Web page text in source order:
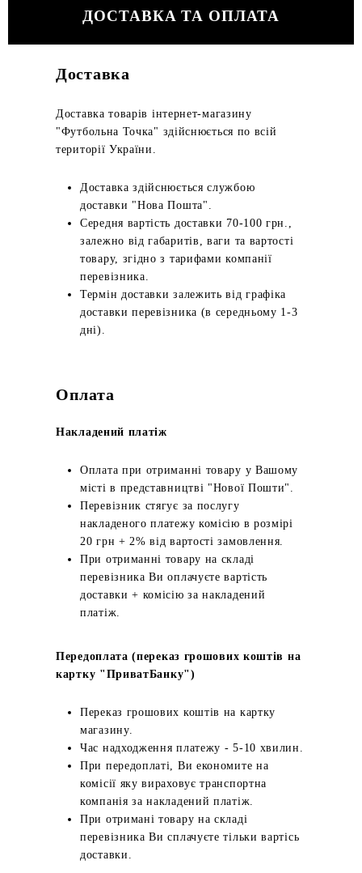
ДОСТАВКА ТА ОПЛАТА
Доставка
Доставка товарів інтернет-магазину
"Футбольна Точка" здійснюється по всій
території України.
Доставка здійснюється службою
доставки "Нова Пошта".
Середня вартість доставки 70-100 грн.,
залежно від габаритів, ваги та вартості
товару, згідно з тарифами компанії
перевізника.
Термін доставки залежить від графіка
доставки перевізника (в середньому 1-3
дні).
Оплата
Накладений платіж
Оплата при отриманні товару у Вашому
місті в представництві "Нової Пошти".
Перевізник стягує за послугу
накладеного платежу комісію в розмірі
20 грн + 2% від вартості замовлення.
При отриманні товару на складі
перевізника Ви оплачуєте вартість
доставки + комісію за накладений
платіж.
Передоплата (переказ грошових коштів на
картку "ПриватБанку")
Переказ грошових коштів на картку
магазину.
Час надходження платежу - 5-10 хвилин.
При передоплаті, Ви економите на
комісії яку вираховує транспортна
компанія за накладений платіж.
При отримані товару на складі
перевізника Ви сплачуєте тільки вартісь
доставки.